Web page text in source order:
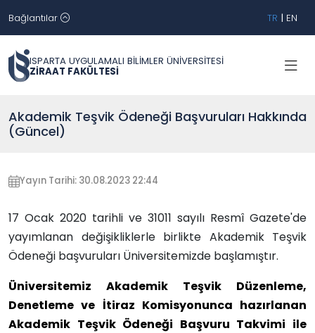
Bağlantılar TR | EN
ISPARTA UYGULAMALI BİLİMLER ÜNİVERSİTESİ
ZİRAAT FAKÜLTESİ
Akademik Teşvik Ödeneği Başvuruları Hakkında
(Güncel)
Yayın Tarihi: 30.08.2023 22:44
17 Ocak 2020 tarihli ve 31011 sayılı Resmî Gazete'de
yayımlanan değişikliklerle birlikte Akademik Teşvik
Ödeneği başvuruları Üniversitemizde başlamıştır.
Üniversitemiz Akademik Teşvik Düzenleme,
Denetleme ve İtiraz Komisyonunca hazırlanan
Akademik Teşvik Ödeneği Başvuru Takvimi ile